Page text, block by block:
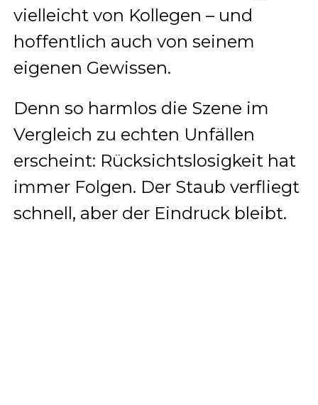
vielleicht von Kollegen – und
hoffentlich auch von seinem
eigenen Gewissen.
Denn so harmlos die Szene im
Vergleich zu echten Unfällen
erscheint: Rücksichtslosigkeit hat
immer Folgen. Der Staub verfliegt
schnell, aber der Eindruck bleibt.